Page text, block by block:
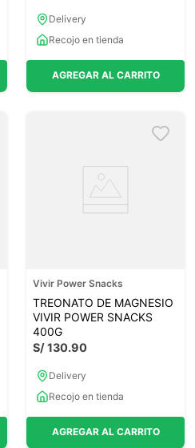
Delivery
Recojo en tienda
AGREGAR AL CARRITO
Vivir Power Snacks
TREONATO DE MAGNESIO
VIVIR POWER SNACKS
400G
S/130.90
Delivery
Recojo en tienda
AGREGAR AL CARRITO